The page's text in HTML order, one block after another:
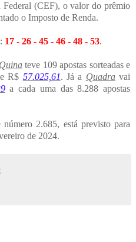
(CEF), o valor do prêmio
o Imposto de Renda.
17 - 26 - 45 - 46 - 48 - 53.
Quinateve 109 apostas sorteadas e
R$ 57.025,61. Já a Quadravai
a cada uma das8.288 apostas
2.685, está previsto para
de 2024.